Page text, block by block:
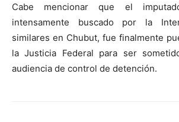
audio
Cabe mencionar que el
intensamente buscado por la
similares en Chubut, fue finalmente
la Justicia Federal para ser
audiencia de control de detención.